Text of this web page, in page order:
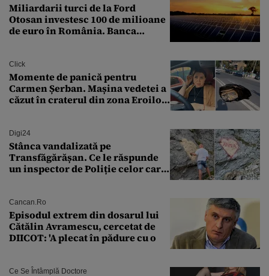
Miliardarii turci de la Ford
Otosan investesc 100 de milioane
de euro în România. Banca
Click
Momente de panică pentru
Carmen Șerban. Mașina vedetei a
căzut în craterul din zona Eroilor:
Digi24
Stânca vandalizată pe
Transfăgărășan. Ce le răspunde
un inspector de Poliție celor care
Cancan.ro
Episodul extrem din dosarul lui
Cătălin Avramescu, cercetat de
DIICOT: 'A plecat în pădure cu o
Ce Se Întâmplă Doctore